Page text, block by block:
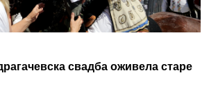
свадба оживела старе